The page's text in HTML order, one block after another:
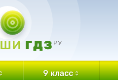
9 класс